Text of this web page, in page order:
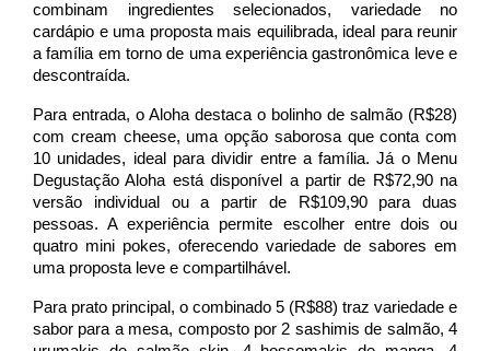
combinam ingredientes selecionados, variedade no
cardápio e uma proposta mais equilibrada, ideal para reunir
a família em torno de uma experiência gastronômica leve e
descontraída.
Para entrada, o Aloha destaca o bolinho de salmão (R$28)
com cream cheese, uma opção saborosa que conta com
10 unidades, ideal para dividir entre a família. Já o Menu
Degustação Aloha está disponível a partir de R$72,90 na
versão individual ou a partir de R$109,90 para duas
pessoas. A experiência permite escolher entre dois ou
quatro mini pokes, oferecendo variedade de sabores em
uma proposta leve e compartilhável.
Para prato principal, o combinado 5 (R$88) traz variedade e
sabor para a mesa, composto por 2 sashimis de salmão, 4